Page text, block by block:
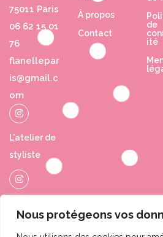
Nous protégeons vos
75011 Paris
06 62 15 01
76
flanellepar
is@gmail.c
om
L'atelier de
styliste
Poésie
À propos
Contact
de
ité